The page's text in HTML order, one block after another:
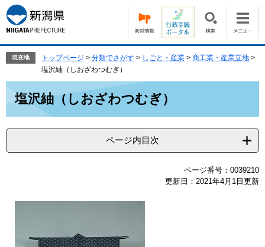
ー
ジ
の
で
ニ
ュ
ー
ば
本
文
現在地 トップページ > 分類でさがす > しごと・産業 > 商工業・産業立地 >
塩沢紬（しおざわつむぎ）
塩沢紬（しおざわつむぎ）
ページ内目次
ページ番号：0039210
更新日：2021年4月1日更新